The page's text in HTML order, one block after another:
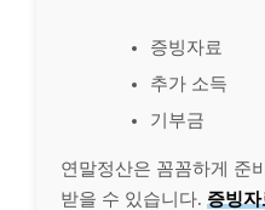
증빙자료
추가 소득
기부금
연말정산은 꼼꼼하게 준
받을 수 있습니다. 증빙자